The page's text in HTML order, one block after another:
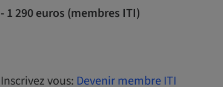
- 1 290 euros (membres ITI)
Inscrivez vous: Devenir membre ITI